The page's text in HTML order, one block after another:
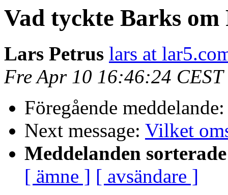
Vad tyckte Barks om
Lars Petrus lars at
Fre Apr 10 16:46:24 CEST
Föregående
Next message: Vilket
Meddelanden
[ ämne ] [ avsändare ]